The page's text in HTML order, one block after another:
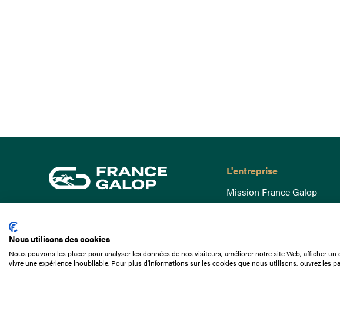
01 49 10 20 29
L'entreprise
Mission France Galop
Gouvernance
Comprendre les courses
Docuthèque
Nous utilisons des cookies
Nous pouvons les placer pour analyser les données de nos visiteurs, améliorer notre site Web, afficher
vivre une expérience inoubliable. Pour plus d'informations sur les cookies que nous utilisons, ouvrez les